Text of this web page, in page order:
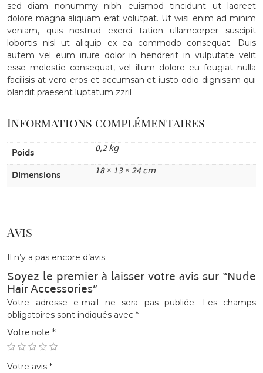
sed diam nonummy nibh euismod tincidunt ut laoreet
dolore magna aliquam erat volutpat. Ut wisi enim ad minim
veniam, quis nostrud exerci tation ullamcorper suscipit
lobortis nisl ut aliquip ex ea commodo consequat. Duis
autem vel eum iriure dolor in hendrerit in vulputate velit
esse molestie consequat, vel illum dolore eu feugiat nulla
facilisis at vero eros et accumsan et iusto odio dignissim qui
blandit praesent luptatum zzril
Informations complémentaires
Poids
0,2 kg
Dimensions
18 × 13 × 24 cm
Avis
Il n’y a pas encore d’avis.
Soyez le premier à laisser votre avis sur “Nude
Hair Accessories”
Votre adresse e-mail ne sera pas publiée.
Les champs
obligatoires sont indiqués avec *
Votre note*
Votre avis *